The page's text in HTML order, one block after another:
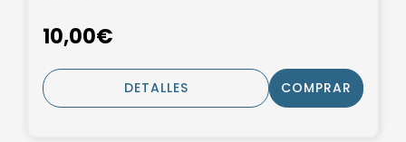
10,00€
DETALLES COMPRAR